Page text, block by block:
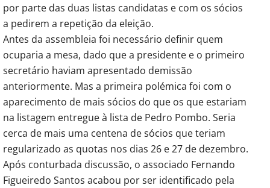
por parte das duas listas candidatas e com os sócios
a pedirem a repetição da eleição.
Antes da assembleia foi necessário definir quem
ocuparia a mesa, dado que a presidente e o primeiro
secretário haviam apresentado demissão
anteriormente. Mas a primeira polémica foi com o
aparecimento de mais sócios do que os que estariam
na listagem entregue à lista de Pedro Pombo. Seria
cerca de mais uma centena de sócios que teriam
regularizado as quotas nos dias 26 e 27 de dezembro.
Após conturbada discussão, o associado Fernando
Figueiredo Santos acabou por ser identificado pela